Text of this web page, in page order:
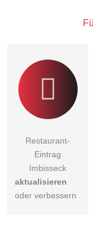
Besucher sichtbar.
Restaurant-
Eintrag
Imbisseck
aktualisieren
oder verbessern